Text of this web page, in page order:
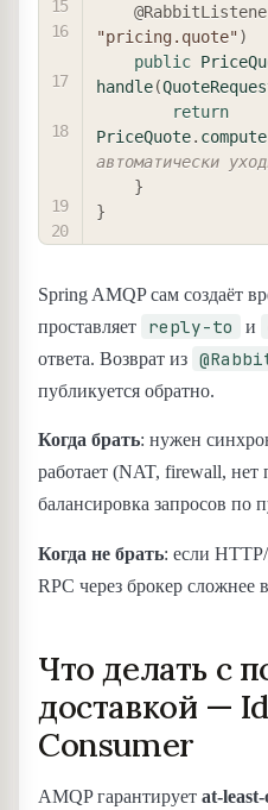
"pricing.quote")
public
handle(
return
PriceQuote. compute
автоматически
}
}
Spring AMQP сам создаёт
проставляет
reply-to и
ответа. Возврат из
публикуется обратно.
Когда брать: нужен
работает (NAT, firewall, нет
балансировка запросов по
Когда не брать: если
RPC через брокер сложнее
Что делать с
доставкой —
Consumer
AMQP гарантирует at-least-